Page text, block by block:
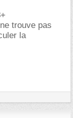
trouve pas
la